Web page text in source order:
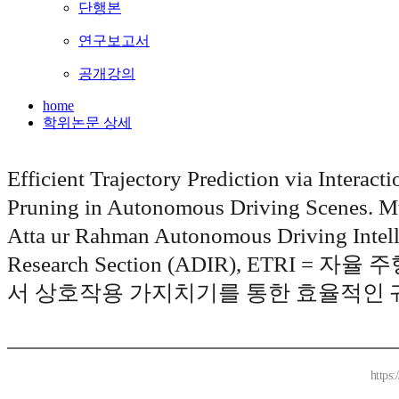
단행본
연구보고서
공개강의
home
학위논문 상세
Efficient Trajectory Prediction via
Pruning in Autonomous Driving Scenes.
Atta ur Rahman Autonomous Driving
Research Section (ADIR), ETRI = 자율
서 상호작용 가지치기를 통한 효율적인